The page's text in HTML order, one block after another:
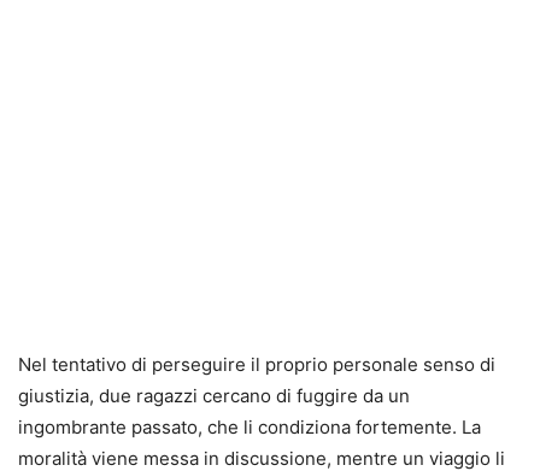
Nel tentativo di perseguire il proprio personale senso di
giustizia, due ragazzi cercano di fuggire da un
ingombrante passato, che li condiziona fortemente. La
moralità viene messa in discussione, mentre un viaggio li